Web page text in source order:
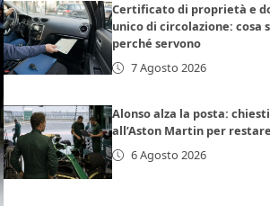
Certificato di proprietà e
unico di circolazione: cosa
perché servono
7 Agosto 2026
Alonso alza la posta:
all’Aston Martin per
6 Agosto 2026